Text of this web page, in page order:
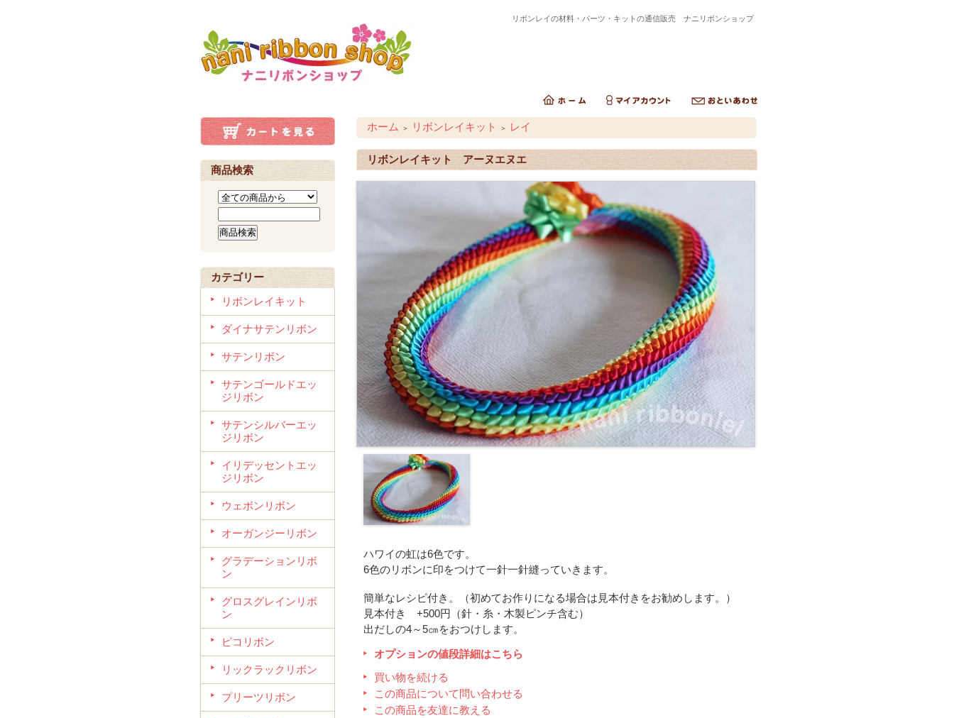
リボンレイの材料・パーツ・キットの通信販売 ナニリボンショップ
商品検索
カテゴリー
リボンレイキット
ダイナサテンリボン
サテンリボン
サテンゴールドエッ
ジリボン
サテンシルバーエッ
ジリボン
イリデッセントエッ
ジリボン
ウェボンリボン
オーガンジーリボン
グラデーションリボ
ン
グロスグレインリボ
ン
ピコリボン
リックラックリボン
プリーツリボン
ホーム ＞ リボンレイキット ＞ レイ
リボンレイキット アーヌエヌエ
ハワイの虹は6色です。
6色のリボンに印をつけて一針一針縫っていきます。
簡単なレシピ付き。（初めてお作りになる場合は見本付きをお勧めします。）
見本付き +500円（針・糸・木製ピンチ含む）
出だしの4～5㎝をおつけします。
オプションの値段詳細はこちら
買い物を続ける
この商品について問い合わせる
この商品を友達に教える